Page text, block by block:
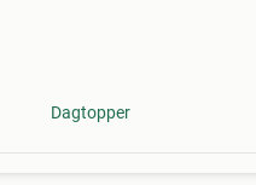
Dagtopper